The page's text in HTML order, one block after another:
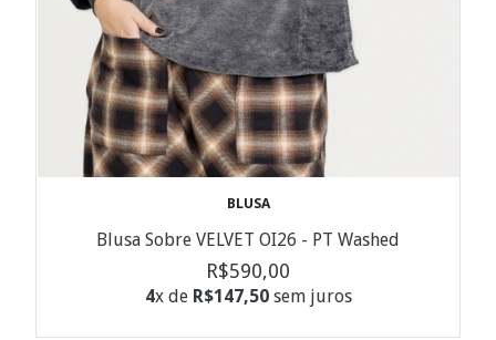
BLUSA
Blusa Sobre VELVET OI26 - PT Washed
R$590,00
4x de R$147,50sem juros